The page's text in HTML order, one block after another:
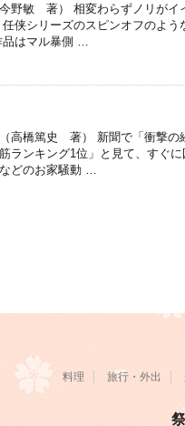
今野敏 著） 相変わらずノリがイ
侠シリーズのスピンオフのよう
品はマル暴側 …
高橋篤史 著） 新聞で「衝撃の
ランキング1位」と見て、すぐ
どのお家騒動 …
料理 旅行・外出